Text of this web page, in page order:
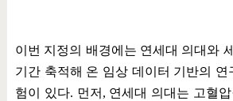
이번 지정의 배경에는 연세대 의대와
기간 축적해 온 임상 데이터 기반의 연
험이 있다. 먼저 , 연세대 의대는 고혈압